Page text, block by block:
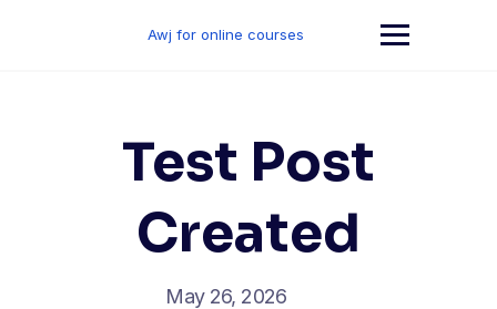
Awj for online courses
Test Post
Created
May 26, 2026